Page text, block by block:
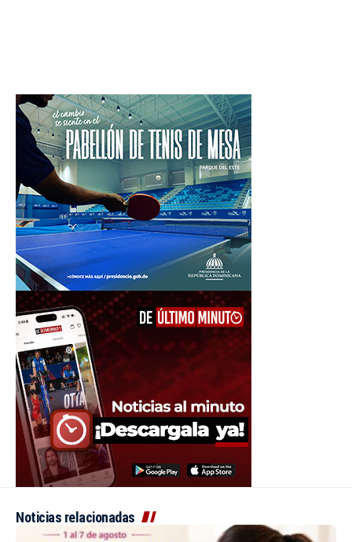
Noticias relacionadas